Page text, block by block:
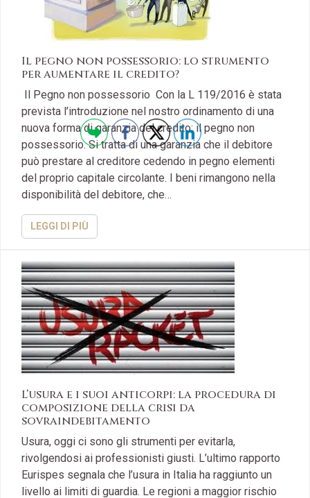
Il pegno non possessorio: lo strumento
per aumentare il credito?
Il Pegno non possessorio Con la L 119/2016 è stata
prevista l’introduzione nel nostro ordinamento di una
nuova forma di garanzia del credito: il pegno non
possessorio. Si tratta di una garanzia che il debitore
può prestare al creditore cedendo in pegno elementi
del proprio capitale circolante. I beni rimangono nella
disponibilità del debitore, che…
LEGGI DI PIÙ
L’usura e i suoi anticorpi: la procedura di
composizione della crisi da
sovraindebitamento
Usura, oggi ci sono gli strumenti per evitarla,
rivolgendosi ai professionisti giusti. L’ultimo rapporto
Eurispes segnala che l’usura in Italia ha raggiunto un
livello ai limiti di guardia. Le regioni a maggior rischio